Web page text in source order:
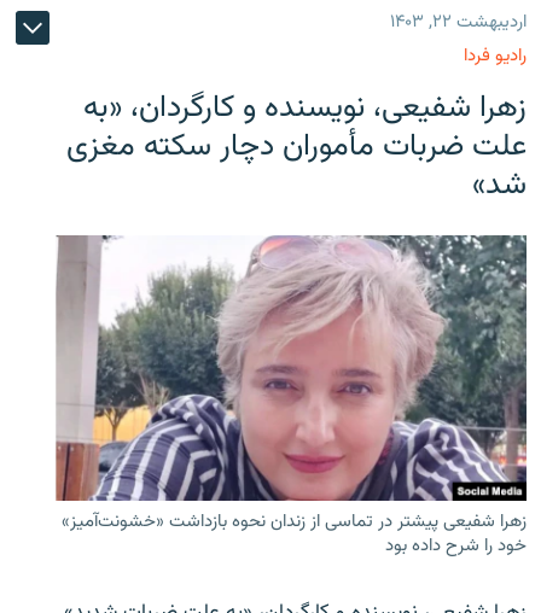
اردیبهشت ۲۲, ۱۴۰۳
رادیو فردا
زهرا شفیعی، نویسنده و کارگردان، «به
علت ضربات مأموران دچار سکته مغزی
شد»
زهرا شفیعی پیشتر در تماسی از زندان نحوه بازداشت «خشونت‌آمیز»
خود را شرح داده بود